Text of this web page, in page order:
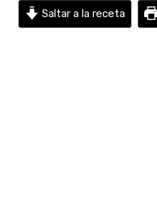
Saltar a la receta